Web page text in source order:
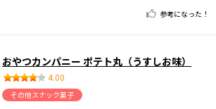
参考になった！
おやつカンパニー ポテト丸（うすしお味）
4.00
その他スナック菓子